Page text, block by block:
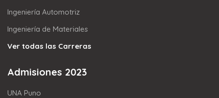
Ingeniería Automotriz
Ingeniería de Materiales
Ver todas las Carreras
Admisiones 2023
UNA Puno